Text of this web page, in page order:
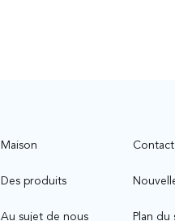
Maison
Des produits
Au sujet de nous Plan du